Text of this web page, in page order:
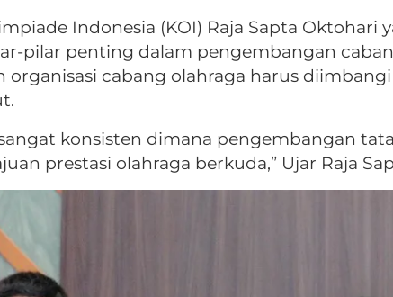
Indonesia (KOI) Raja Sapta Oktohari
pilar penting dalam pengembangan
organisasi cabang olahraga harus
konsisten dimana pengembangan
prestasi olahraga berkuda,” Ujar Raja